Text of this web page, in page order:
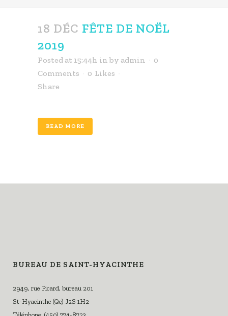
18 DÉC FÊTE DE NOËL
2019
Posted at 15:44h inby admin
0
Comments
0 Likes
Share
READ MORE
BUREAU DE SAINT-HYACINTHE
2949, rue Picard, bureau 201
St-Hyacinthe (Qc) J2S 1H2